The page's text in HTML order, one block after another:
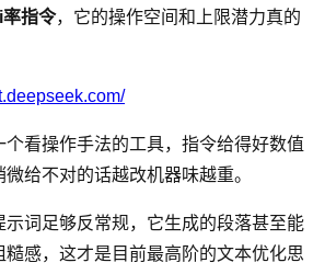
指令，它的操作空间和上限潜力真的
个看操作手法的工具，指令给得好数值
给不对的话越改机器味越重。
示词足够反常规，它生成的段落甚至能
感，这才是目前最高阶的文本优化思